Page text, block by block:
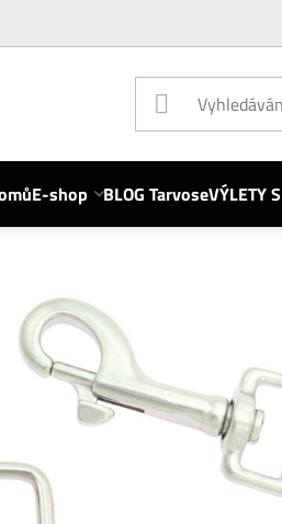
E-shop BLOG TarvoseVÝLETY